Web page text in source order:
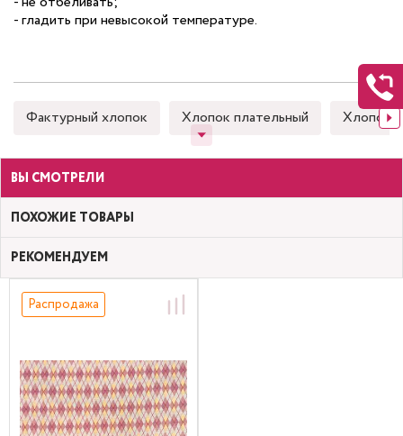
- гладить при невысокой температуре.
Фактурный хлопок Хлопок плательный Хлопок
ВЫ СМОТРЕЛИ
ПОХОЖИЕ ТОВАРЫ
РЕКОМЕНДУЕМ
Распродажа